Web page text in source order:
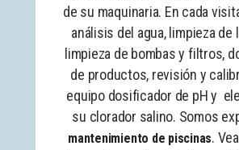
de su maquinaria. En cada
análisis del agua, limpieza de
limpieza de bombas y filtros,
de productos, revisión y
equipo dosificador de pH y
su clorador salino. Somos
mantenimiento de piscinas.